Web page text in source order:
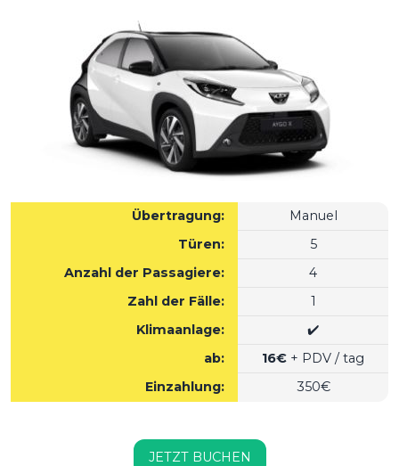
Übertragung:
Manuel
Türen:
5
Anzahl der Passagiere:
4
Zahl der Fälle:
1
Klimaanlage:
✔️
ab:
16€ + PDV / tag
Einzahlung:
350€
JETZT BUCHEN